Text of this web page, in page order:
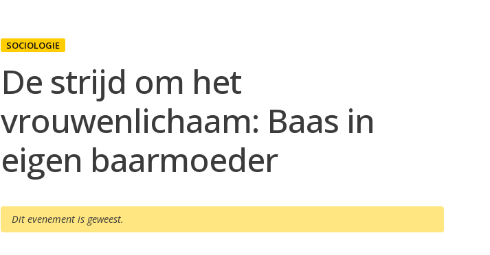
SOCIOLOGIE
De strijd om het
vrouwenlichaam: Baas in
eigen baarmoeder
Dit evenement is geweest.